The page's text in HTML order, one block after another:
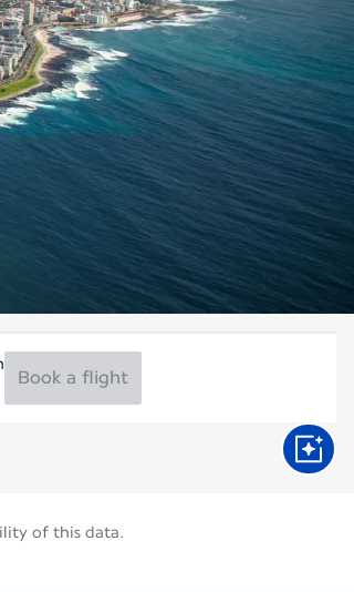
Book a flight
of this data.